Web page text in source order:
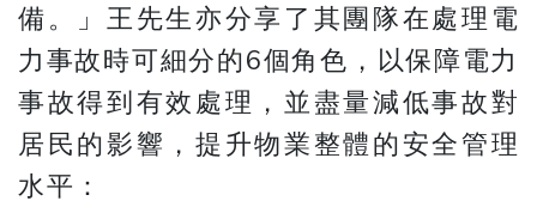
備。」王先生亦分享了其團隊在處理電
力事故時可細分的6個角色，以保障電力
事故得到有效處理，並盡量減低事故對
居民的影響，提升物業整體的安全管理
水平：